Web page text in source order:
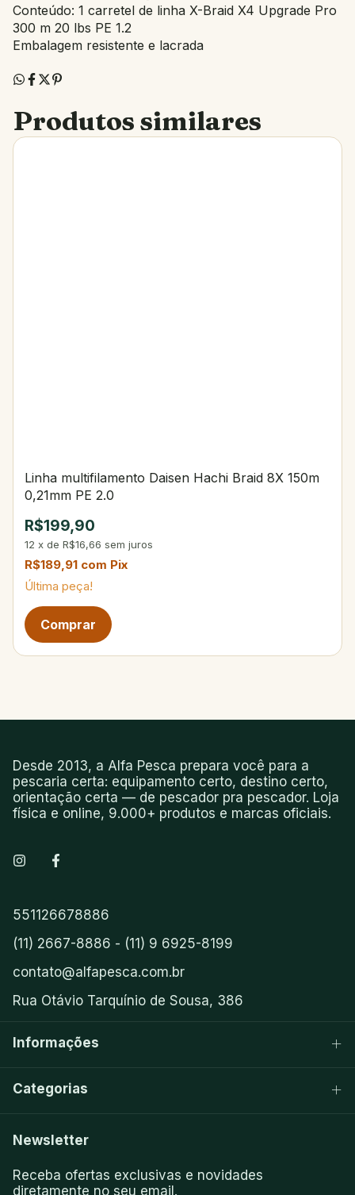
Conteúdo: 1 carretel de linha X-Braid X4 Upgrade Pro
300 m 20 lbs PE 1.2
Embalagem resistente e lacrada
Produtos similares
Linha multifilamento Daisen Hachi Braid 8X 150m
0,21mm PE 2.0
R$199,90
12 x de R$16,66 sem juros
R$189,91 com Pix
Última peça!
Desde 2013, a Alfa Pesca prepara você para a
pescaria certa: equipamento certo, destino certo,
orientação certa — de pescador pra pescador. Loja
física e online, 9.000+ produtos e marcas oficiais.
551126678886
(11) 2667-8886 - (11) 9 6925-8199
contato@alfapesca.com.br
Rua Otávio Tarquínio de Sousa, 386
Informações
Categorias
Newsletter
Receba ofertas exclusivas e novidades
diretamente no seu email.